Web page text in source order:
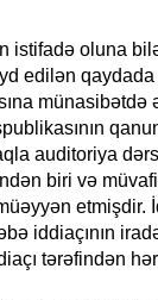
oluna
edilən qaydada
münasibətdə
auditoriya
biri və
etmişdir.
iddiaçının
tərəfindən